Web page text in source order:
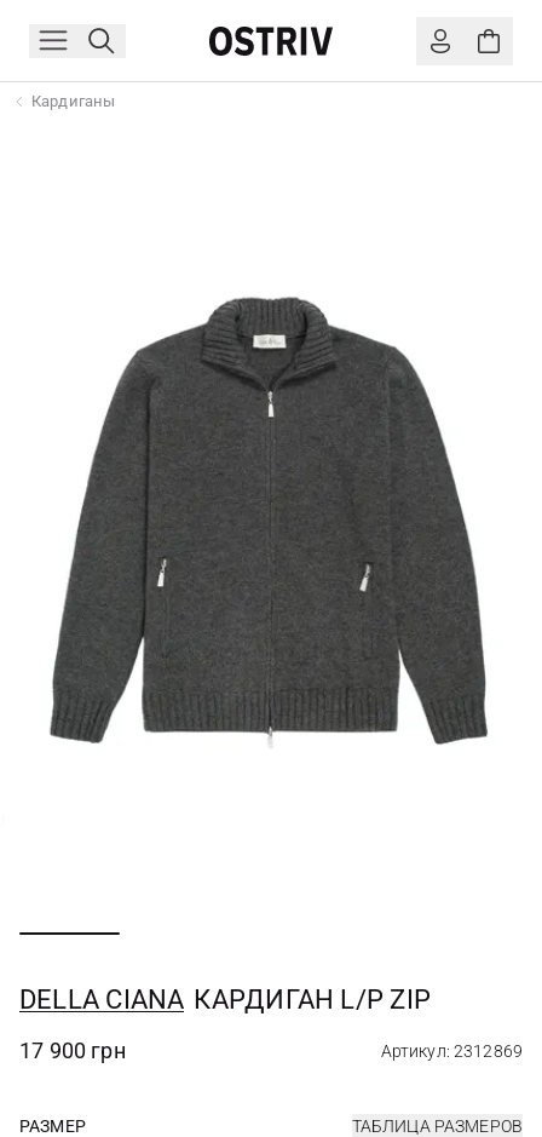
Кардиганы
DELLA CIANA КАРДИГАН L/P ZIP
17 900 грн Артикул: 2312869
РАЗМЕР ТАБЛИЦА РАЗМЕРОВ